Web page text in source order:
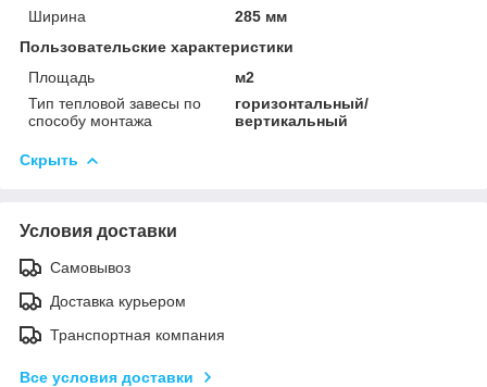
Ширина
285 мм
Пользовательские характеристики
Площадь
м2
Тип тепловой завесы по
способу монтажа
горизонтальный/
вертикальный
Скрыть
Условия доставки
Самовывоз
Доставка курьером
Транспортная компания
Все условия доставки